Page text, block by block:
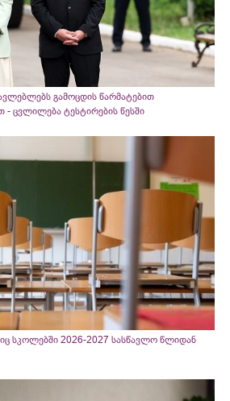
გამოცდის წარმატებით
- ცვლილება ტესტირების წესში
სკოლებში 2026-2027 სასწავლო წლიდან